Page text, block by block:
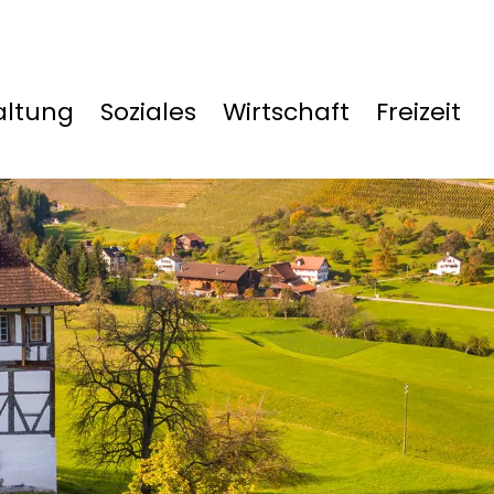
Soziales Wirtschaft Freizeit